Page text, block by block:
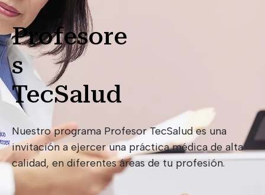
Profesore
s
TecSalud
Nuestro programa Profesor TecSalud es una
invitación a ejercer una práctica médica de alta
calidad, en diferentes áreas de tu profesión.